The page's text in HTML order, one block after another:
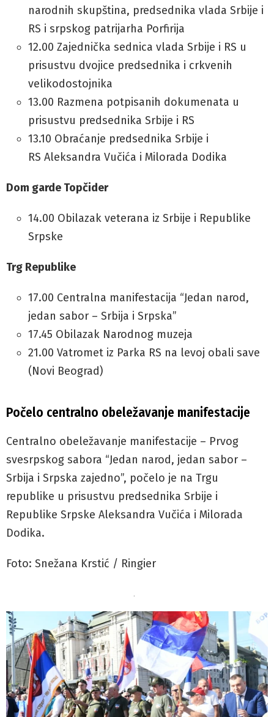
narodnih skupština, predsednika vlada Srbije i
RS i srpskog patrijarha Porfirija
12.00 Zajednička sednica vlada Srbije i RS u
prisustvu dvojice predsednika i crkvenih
velikodostojnika
13.00 Razmena potpisanih dokumenata u
prisustvu predsednika Srbije i RS
13.10 Obraćanje predsednika Srbije i
RS Aleksandra Vučića i Milorada Dodika
Dom garde Topčider
14.00 Obilazak veterana iz Srbije i Republike
Srpske
Trg Republike
17.00 Centralna manifestacija “Jedan narod,
jedan sabor – Srbija i Srpska”
17.45 Obilazak Narodnog muzeja
21.00 Vatromet iz Parka RS na levoj obali save
(Novi Beograd)
Počelo centralno obeležavanje manifestacije
Centralno obeležavanje manifestacije – Prvog
svesrpskog sabora “Jedan narod, jedan sabor –
Srbija i Srpska zajedno”, počelo je na Trgu
republike u prisustvu predsednika Srbije i
Republike Srpske Aleksandra Vučića i Milorada
Dodika.
Foto: Snežana Krstić / Ringier
.